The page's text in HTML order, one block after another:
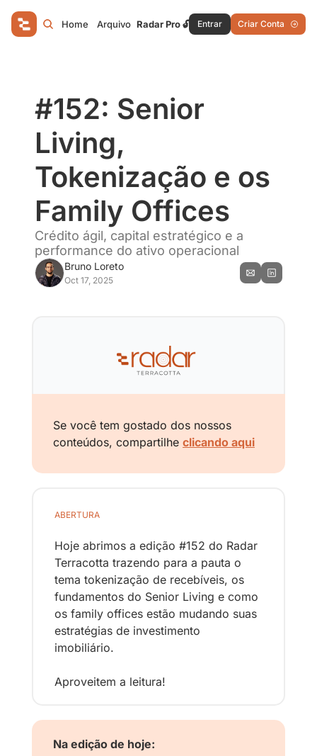
Home Arquivo Radar Pro 🔓 Entrar Criar Conta
#152: Senior
Living,
Tokenização e os
Family Offices
Crédito ágil, capital estratégico e a
performance do ativo operacional
Bruno Loreto
Oct 17, 2025
Se você tem gostado dos nossos
conteúdos, compartilhe clicando aqui
ABERTURA
Hoje abrimos a edição #152 do Radar
Terracotta trazendo para a pauta o
tema tokenização de recebíveis, os
fundamentos do Senior Living e como
os family offices estão mudando suas
estratégias de investimento
imobiliário.
Aproveitem a leitura!
Na edição de hoje: